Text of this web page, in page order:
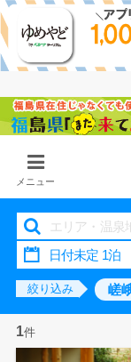
メニュー
絞り込み 嵯
1件